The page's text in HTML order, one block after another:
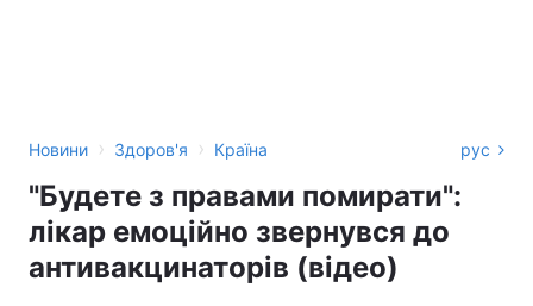
Новини › Здоров'я › Країна рус
"Будете з правами помирати":
лікар емоційно звернувся до
антивакцинаторів (відео)